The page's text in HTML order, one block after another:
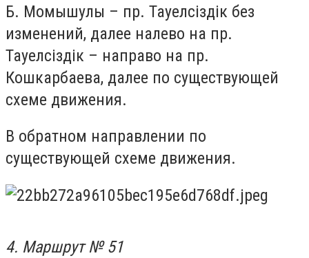
Б. Момышулы – пр. Тауелсіздік без
изменений, далее налево на пр.
Тауелсіздік – направо на пр.
Кошкарбаева, далее по существующей
схеме движения.
В обратном направлении по
существующей схеме движения.
4. Маршрут № 51